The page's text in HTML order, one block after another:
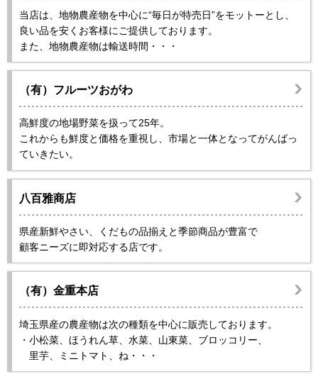
当店は、地物農産物を中心に“毎日が特売日”をモットーとし、
良い品を安くお客様にご提供しております。
また、地物農産物は輸送時間・・・
（有）フルーツおがわ
高鮮度の地場野菜を扱って25年。
これからも鮮度と価格を重視し、市場と一体となってがんばっ
ていきたい。
八百雅商店
県産新鮮やさい、くだもの品揃えと季節商品が豊富で
顧客ニーズに即対応する店です。
（有）金重本店
埼玉県産の農産物は次の種類を中心に販売しております。
・小松菜、ほうれん草、水菜、山東菜、ブロッコリー、
里芋、ミニトマト、ね・・・